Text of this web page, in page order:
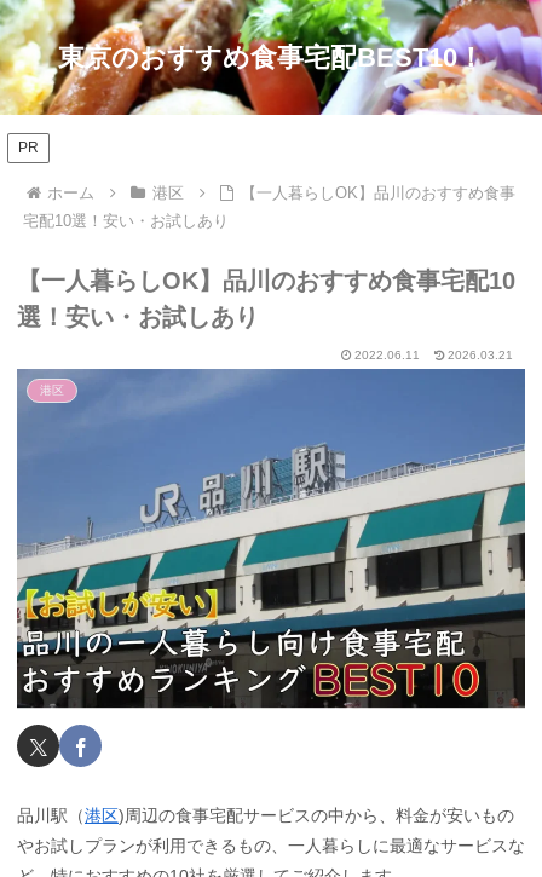
東京のおすすめ食事宅配BEST10！
PR
ホーム 港区
【一人暮らしOK】品川のおすすめ食事
宅配10選！安い・お試しあり
【一人暮らしOK】品川のおすすめ食事宅配10
選！安い・お試しあり
2022.06.11 2026.03.21
港区
品川駅（港区)周辺の食事宅配サービスの中から、料金が安いもの
やお試しプランが利用できるもの、一人暮らしに最適なサービスな